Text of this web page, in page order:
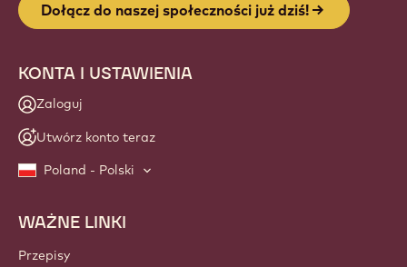
Dołącz do naszej społeczności już dziś!
KONTA I USTAWIENIA
Zaloguj
Utwórz konto teraz
Poland - Polski
Footer
Callebaut
WAŻNE LINKI
Przepisy